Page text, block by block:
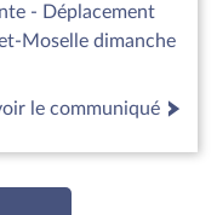
- Déplacement
Moselle dimanche
le communiqué